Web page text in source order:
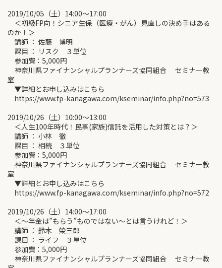
2019/10/05（土）14:00～17:00
＜初級FP向！シニア生保（医療・がん）見直しの決め手はある
のか！＞
講師 ： 佐藤 博明
課目 ： リスク ３単位
参加費：5,000円
神奈川県ファイナンシャルプランナーズ協同組合 セミナー教
室
▼詳細とお申し込みはこちら
https://www.fp-kanagawa.com/kseminar/info.php?no=573
2019/10/26（土）10:00～13:00
＜人生100年時代！民事(家族)信託を活用した対策とは？＞
講師 ： 小林 徹
課目 ： 相続 ３単位
参加費：5,000円
神奈川県ファイナンシャルプランナーズ協同組合 セミナー教
室
▼詳細とお申し込みはこちら
https://www.fp-kanagawa.com/kseminar/info.php?no=572
2019/10/26（土）14:00～17:00
＜～年金は”もらう”ものではない～とは言うけれど！＞
講師 ： 鈴木 榮三郎
課目 ： ライフ ３単位
参加費：5,000円
神奈川県ファイナンシャルプランナーズ協同組合 セミナー教